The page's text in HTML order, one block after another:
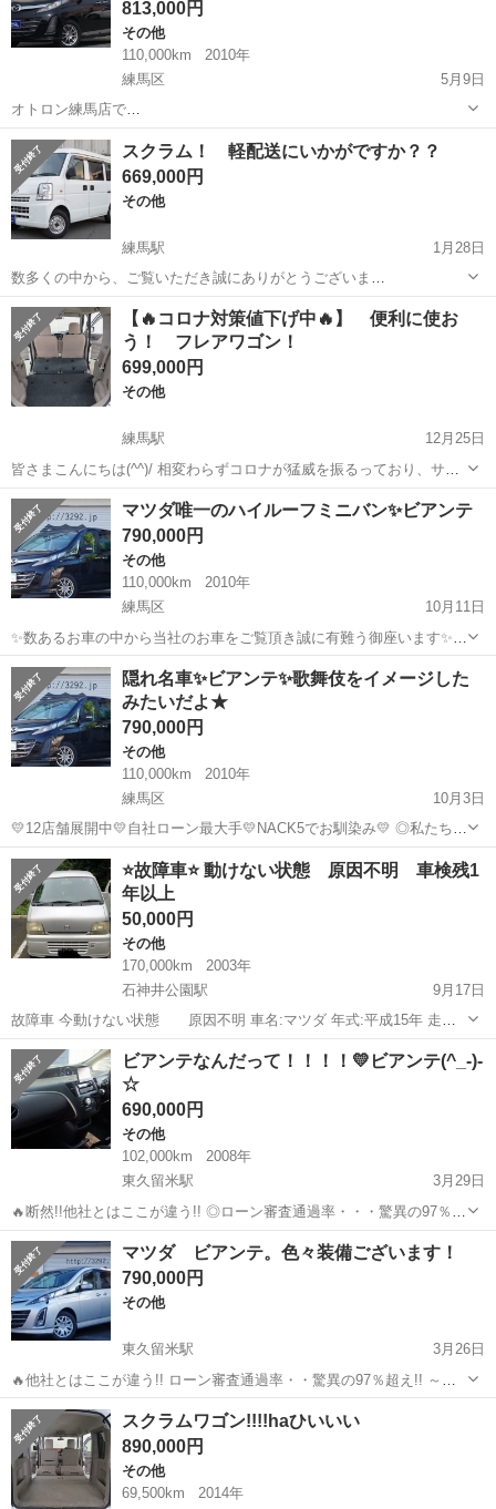
813,000円
その他
110,000km
2010年
練馬区
5月9日
オトロン練馬店で
す！
本日の注目商品情報行きます！
🔻【0066-9711-146606】🔻 ...
東京 練馬区 その他 ビアンテ
スクラム！ 軽配送にいかがですか？？
669,000円
その他
練馬駅
1月28日
数多くの中から、ご覧いただき誠にありがとうございま
す！！
🔻【0066-9711-146606】🔻
こちらカー...
東京 練馬区 その他 スクラム
【🔥コロナ対策値下げ中🔥】 便利に使お
う！ フレアワゴン！
699,000円
その他
練馬駅
12月25日
皆さまこんにちは(^^)/ 相変わらずコロナが猛威を振るっており、サー
ビス業や飲食業にお勤めの方にとっては厳しい状況と思われま
す・・・ とはいえ、車は生活必需品🔥 家や職場に移動するに
も、ないと困る！...
東京 練馬区 練馬駅
マツダ唯一のハイルーフミニバン✨ビアンテ
790,000円
その他
110,000km
2010年
練馬区
10月11日
✨数あるお車の中から当社のお車をご覧頂き誠に有難う御座います✨
【自社ローン】でうわさの『くるまのミツクニ練馬店』です🎈 是非最
後まで見ていってください♪ 🎈お問合せの仕方🎈 こちらのページか
ら直接お問...
東京 練馬区 その他 車両
隠れ名車✨ビアンテ✨歌舞伎をイメージした
みたいだよ★
790,000円
その他
110,000km
2010年
練馬区
10月3日
💛12店舗展開中💛自社ローン最大手💛NACK5でお馴染み💛 ◎私たちの
サービスを必要とされるすべてのお客様に対応できるように◎ ◎相
互連携により、お客様のご要望に迅速に対応しています。
🔥自社...
東京 練馬区 その他 車両
⭐️故障車⭐️ 動けない状態 原因不明 車検残1
年以上
50,000円
その他
170,000km
2003年
石神井公園駅
9月17日
故障車 今動けない状態 原因不明 車名:マツダ 年式:平成15年 走行
距離:17万 車検:2021年12月 型式:LE-DG62V 定員:2人 最大積載
量:350kg 車両重量:870kg 車両総重量:1330kg 長さ...
東京 練馬区 石神井公園駅 その他 走行距離
ビアンテなんだって！！！！💛ビアンテ(^_-)-
☆
690,000円
その他
102,000km
2008年
東久留米駅
3月29日
🔥断然!!他社とはここが違う!! ◎ローン審査通過率・・・驚異の97％超
え!! ※ほとんどの方が審査クリアしております。 ～ジモティをご覧の
皆様へ！～ ㈱くるまのミツクニでは、どなた様でもローンでお車が
ご...
東京 練馬区 東久留米駅 その他 ビアンテ
マツダ ビアンテ。色々装備ございます！
790,000円
その他
東久留米駅
3月26日
🔥他社とはここが違う!! ローン審査通過率・・驚異の97％超え!! ～ジ
モティをご覧の皆様へ！～ ㈱くるまのミツクニでは、どなた様でもロ
ーンで車がご購入いただけます!!! ☆関東圏内12店舗で営業・運...
東京 練馬区 東久留米駅
スクラムワゴン!!!!haひいいい
890,000円
その他
69,500km
2014年